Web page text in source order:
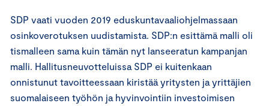
SDP vaati vuoden 2019 eduskuntavaaliohjelmassaan
osinkoverotuksen uudistamista. SDP:n esittämä malli oli
tismalleen sama kuin tämän nyt lanseeratun kampanjan
malli. Hallitusneuvotteluissa SDP ei kuitenkaan
onnistunut tavoitteessaan kiristää yritysten ja yrittäjien
suomalaiseen työhön ja hyvinvointiin investoimisen